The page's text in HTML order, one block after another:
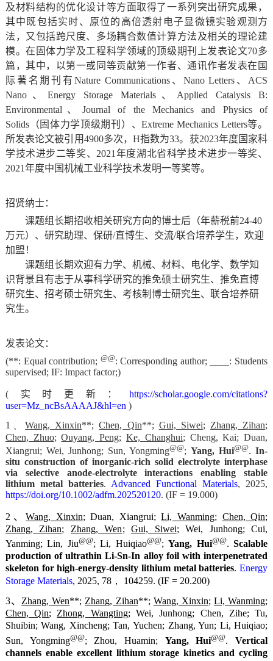
及材料结构的优化设计等方面取得了一系列突出研究成果，
其中既包括实时、原位的高倍透射电子显微镜实验观测方
法，又包括跨尺度、多场耦合数值计算方法及相关的理论建
模。在固体力学及工程科学领域的顶级期刊上发表论文70多
篇，其中，以第一或同等贡献第一作者、通讯作者发表在国
际著名期刊有 Nature Communications、 Nano Letters 、ACS
Nano、 Energy Storage Materials 、Applied Catalysis B:
Environmental、 Journal of the Mechanics and Physics of
Solids（固体力学顶级期刊）、Extreme Mechanics Letters等。
所发表论文被引用4900多次，H指数为33。获2023年度国家科
学技术进步二等奖、2021年度湖北省科学技术进步一等奖、
2021年度中国机械工业科学技术发明一等奖等。
招贤纳士：
课题组长期招收相关研究方向的博士后（年薪税前24-40
万元）、研究助理、保研/直博生、交流/联合培养学生，欢迎
加盟！
课题组长期欢迎有力学、机械、材料、电化学、数学知
识背景且有志于从事科学研究的推免硕士研究生、推免直博
研究生、招考硕士研究生、考核制博士研究生、联合培养研
究生。
发表论文：
(**: Equal contribution; @@: Corresponding author; ____: Students
supervised; IF: Impact factor;)
(实时更新：https://scholar.google.com/citations?
user=Mz_ncBsAAAAJ&hl=en )
1、Wang, Xinxin**;Chen, Qin**; Gui, Siwei; Zhang, Zihan;
Chen, Zhuo;Ouyang, Peng;Ke, Changhui; Cheng, Kai; Duan,
Xiangrui; Wei, Junhong; Sun, Yongming@@;Yang, Hui@@.In-
situ construction of inorganic-rich solid electrolyte interphase
via selective anode-electrolyte interactions enabling stable
lithium metal batteries. Advanced Functional Materials, 2025,
https://doi.org/10.1002/adfm.202520120. (IF = 19.000)
2、Wang, Xinxin; Duan, Xiangrui;Li, Wanming; Chen, Qin;
Zhang, Zihan; Zhang, Wen;Gui, Siwei; Wei, Junhong; Cui,
Yanming; Lin, Jiu@@; Li, Huiqiao@@;Yang, Hui@@.Scalable
production of ultrathin Li-Sn-In alloy foil with interpenetrated
skeleton for high-energy-density lithium metal batteries.Energy
Storage Materials, 2025, 78，
104259. (IF = 20.200)
3、 Zhang, Wen**; Zhang, Zihan**; Wang, Xinxin; Li, Wanming;
Chen, Qin; Zhong, Wangting; Wei, Junhong; Chen, Zihe; Tu,
Shuibin; Wang, Xincheng; Tan, Yuchen; Zhang, Yun; Li, Huiqiao;
Sun, Yongming@@; Zhou, Huamin; Yang, Hui@@.Vertical
channels enable excellent lithium storage kinetics and cycling